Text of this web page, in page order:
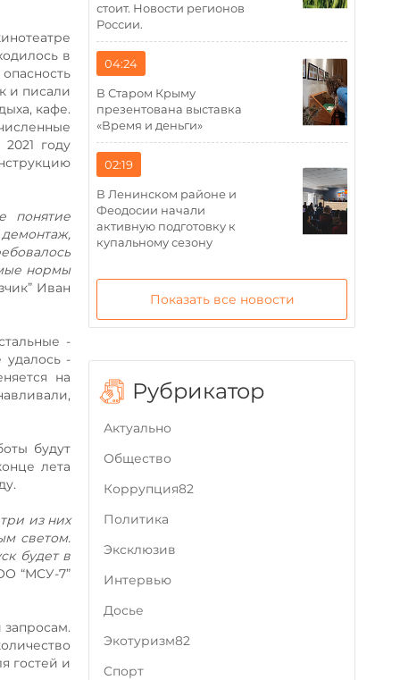
в
и писали
кафе.
году
понятие
нормы
Иван
-
удалось -
на
будут
лета
из них
светом.
будет в
“МСУ-7”
гостей и
стоит. Новости регионов
России.
04:24
В Старом Крыму
презентована выставка
«Время и деньги»
02:19
В Ленинском районе и
Феодосии начали
активную подготовку к
купальному сезону
Показать все новости
Рубрикатор
Актуально
Общество
Коррупция82
Политика
Эксклюзив
Интервью
Досье
Экотуризм82
Cпорт